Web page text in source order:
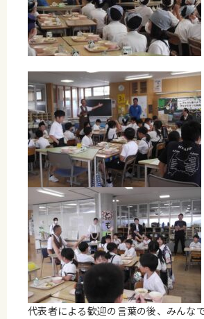
代表者による歓迎の言葉の後、みんな